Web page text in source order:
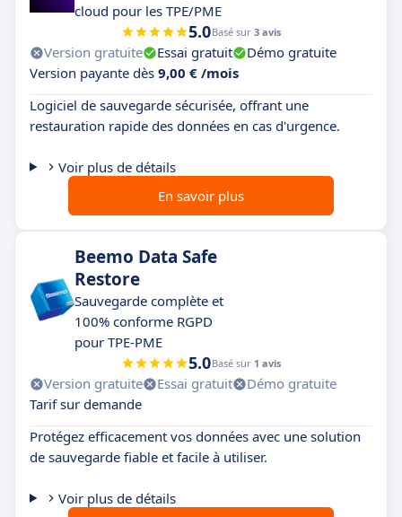
cloud pour les TPE/PME
5.0Basé sur 3 avis
Version gratuite Essai gratuit
Démo gratuite
Version payante dès 9,00 € /mois
Logiciel de sauvegarde sécurisée, offrant une
restauration rapide des données en cas d'urgence.
Voir plus de détails
En savoir plus
Beemo Data Safe
Restore
Sauvegarde complète et
100% conforme RGPD
pour TPE-PME
5.0Basé sur 1 avis
Version gratuite Essai gratuit
Démo gratuite
Tarif sur demande
Protégez efficacement vos données avec une solution
de sauvegarde fiable et facile à utiliser.
Voir plus de détails